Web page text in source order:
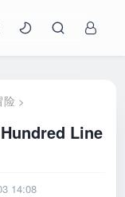
险 >
Line
14:08